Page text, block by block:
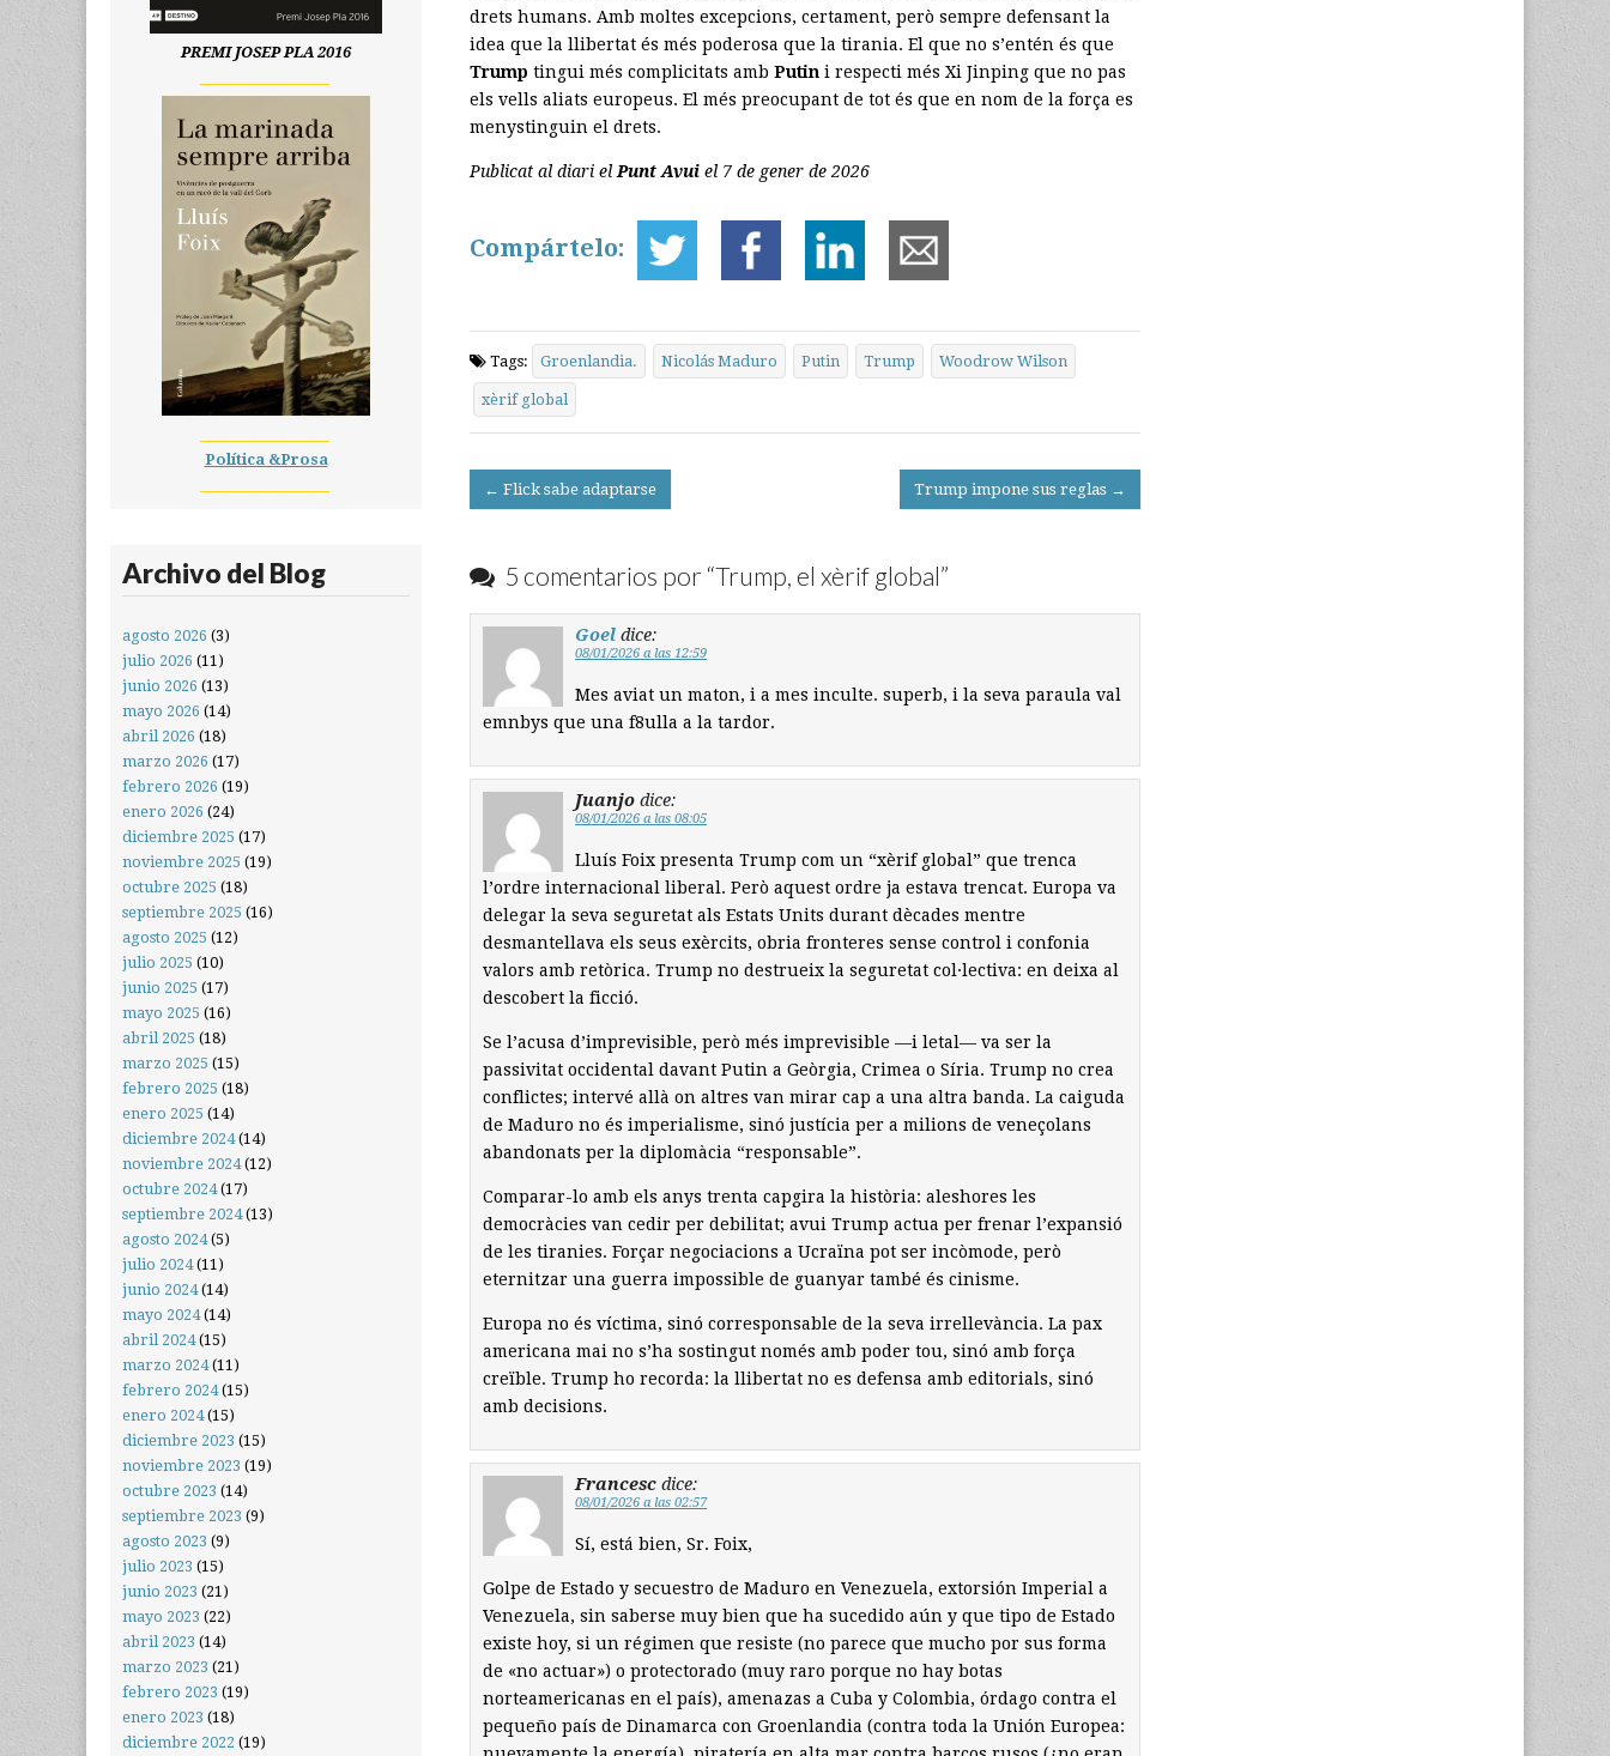
drets humans. Amb moltes excepcions, certament, però sempre defensant la
idea que la llibertat és més poderosa que la tirania. El que no s’entén és que
Trump tingui més complicitats amb Putin i respecti més Xi Jinping que no pas
els vells aliats europeus. El més preocupant de tot és que en nom de la força es
menystinguin el drets.
Publicat al diari el Punt Avui el 7 de gener de 2026
Compártelo:
Tags: Groenlandia. Nicolás Maduro Putin Trump Woodrow Wilson
xèrif global
Post
← Flick sabe adaptarse Trump impone sus reglas →
5 comentarios por “Trump, el xèrif global”
Goel dice:
08/01/2026 a las 12:59
Mes aviat un maton, i a mes inculte. superb, i la seva paraula val
emnbys que una f8ulla a la tardor.
Juanjo dice:
08/01/2026 a las 08:05
Lluís Foix presenta Trump com un “xèrif global” que trenca
l’ordre internacional liberal. Però aquest ordre ja estava trencat. Europa va
delegar la seva seguretat als Estats Units durant dècades mentre
desmantellava els seus exèrcits, obria fronteres sense control i confonia
valors amb retòrica. Trump no destrueix la seguretat col·lectiva: en deixa al
descobert la ficció.
Se l’acusa d’imprevisible, però més imprevisible —i letal— va ser la
passivitat occidental davant Putin a Geòrgia, Crimea o Síria. Trump no crea
conflictes; intervé allà on altres van mirar cap a una altra banda. La caiguda
de Maduro no és imperialisme, sinó justícia per a milions de veneçolans
abandonats per la diplomàcia “responsable”.
Comparar-lo amb els anys trenta capgira la història: aleshores les
democràcies van cedir per debilitat; avui Trump actua per frenar l’expansió
de les tiranies. Forçar negociacions a Ucraïna pot ser incòmode, però
eternitzar una guerra impossible de guanyar també és cinisme.
Europa no és víctima, sinó corresponsable de la seva irrellevància. La pax
americana mai no s’ha sostingut només amb poder tou, sinó amb força
creïble. Trump ho recorda: la llibertat no es defensa amb editorials, sinó
amb decisions.
Francesc dice:
08/01/2026 a las 02:57
Sí, está bien, Sr. Foix,
Golpe de Estado y secuestro de Maduro en Venezuela, extorsión Imperial a
Venezuela, sin saberse muy bien que ha sucedido aún y que tipo de Estado
existe hoy, si un régimen que resiste (no parece que mucho por sus forma
de «no actuar») o protectorado (muy raro porque no hay botas
norteamericanas en el país), amenazas a Cuba y Colombia, órdago contra el
pequeño país de Dinamarca con Groenlandia (contra toda la Unión Europea:
PREMI JOSEP PLA 2016
Política &Prosa
Archivo del Blog
agosto 2026 (3)
julio 2026 (11)
junio 2026 (13)
mayo 2026 (14)
abril 2026 (18)
marzo 2026 (17)
febrero 2026 (19)
enero 2026 (24)
diciembre 2025 (17)
noviembre 2025 (19)
octubre 2025 (18)
septiembre 2025 (16)
agosto 2025 (12)
julio 2025 (10)
junio 2025 (17)
mayo 2025 (16)
abril 2025 (18)
marzo 2025 (15)
febrero 2025 (18)
enero 2025 (14)
diciembre 2024(14)
noviembre 2024(12)
octubre 2024(17)
septiembre 2024(13)
agosto 2024(5)
julio 2024(11)
junio 2024(14)
mayo 2024(14)
abril 2024(15)
marzo 2024(11)
febrero 2024(15)
enero 2024(15)
diciembre 2023 (15)
noviembre 2023 (19)
octubre 2023 (14)
septiembre 2023 (9)
agosto 2023 (9)
julio 2023 (15)
junio 2023 (21)
mayo 2023 (22)
abril 2023 (14)
marzo 2023 (21)
febrero 2023 (19)
enero 2023 (18)
diciembre 2022 (19)